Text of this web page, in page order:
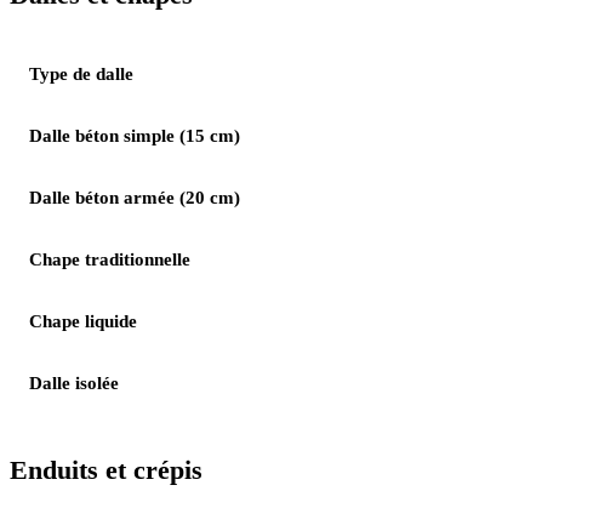
Type de dalle
Dalle béton simple (15 cm)
Dalle béton armée (20 cm)
Chape traditionnelle
Chape liquide
Dalle isolée
Enduits et crépis